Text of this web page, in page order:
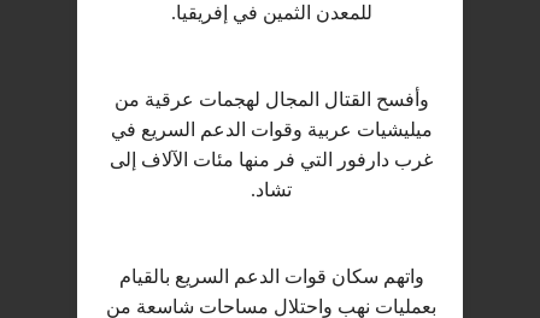
للمعدن الثمين في إفريقيا.
وأفسح القتال المجال لهجمات عرقية من
ميليشيات عربية وقوات الدعم السريع في
غرب دارفور التي فر منها مئات الآلاف إلى
تشاد.
واتهم سكان قوات الدعم السريع بالقيام
بعمليات نهب واحتلال مساحات شاسعة من